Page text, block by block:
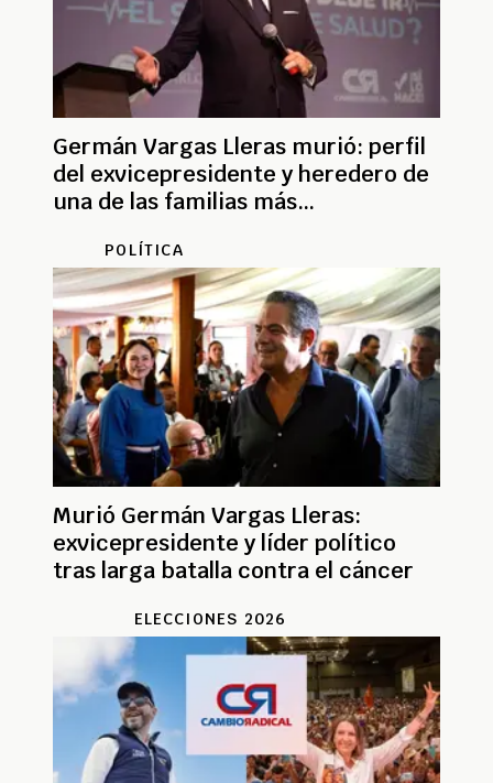
Germán Vargas Lleras murió: perfil
del exvicepresidente y heredero de
una de las familias más
POLÍTICA
Murió Germán Vargas Lleras:
exvicepresidente y líder político
tras larga batalla contra el cáncer
ELECCIONES 2026